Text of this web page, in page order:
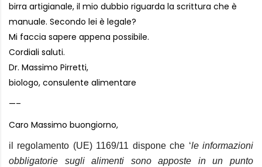
birra artigianale, il mio dubbio riguarda la scrittura che è
manuale. Secondo lei è legale?
Mi faccia sapere appena possibile.
Cordiali saluti.
Dr. Massimo Pirretti,
biologo, consulente alimentare
—–
Caro Massimo buongiorno,
il regolamento (UE) 1169/11 dispone che ‘le informazioni
obbligatorie sugli alimenti sono apposte in un punto